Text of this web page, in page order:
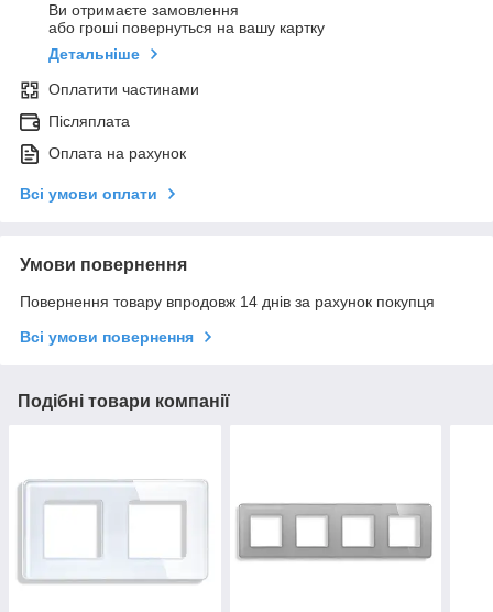
Ви отримаєте замовлення
або гроші повернуться на вашу картку
Детальніше
Оплатити частинами
Післяплата
Оплата на рахунок
Всі умови оплати
Умови повернення
Повернення товару впродовж 14 днів за рахунок покупця
Всі умови повернення
Подібні товари компанії